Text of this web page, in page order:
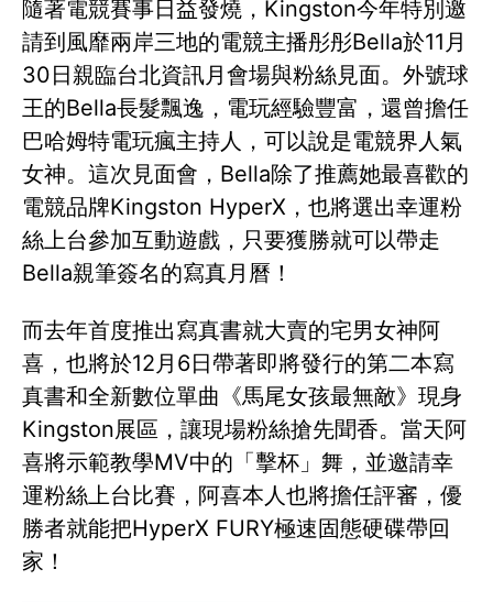
隨著電競賽事日益發燒，Kingston今年特別邀
請到風靡兩岸三地的電競主播彤彤Bella於11月
30日親臨台北資訊月會場與粉絲見面。外號球
王的Bella長髮飄逸，電玩經驗豐富，還曾擔任
巴哈姆特電玩瘋主持人，可以說是電競界人氣
女神。這次見面會，Bella除了推薦她最喜歡的
電競品牌Kingston HyperX，也將選出幸運粉
絲上台參加互動遊戲，只要獲勝就可以帶走
Bella親筆簽名的寫真月曆！
而去年首度推出寫真書就大賣的宅男女神阿
喜，也將於12月6日帶著即將發行的第二本寫
真書和全新數位單曲《馬尾女孩最無敵》現身
Kingston展區，讓現場粉絲搶先聞香。當天阿
喜將示範教學MV中的「擊杯」舞，並邀請幸
運粉絲上台比賽，阿喜本人也將擔任評審，優
勝者就能把HyperX FURY極速固態硬碟帶回
家！